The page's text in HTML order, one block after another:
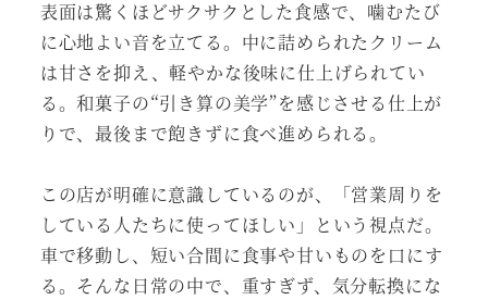
表面は驚くほどサクサクとした食感で、噛むたび
に心地よい音を立てる。中に詰められたクリーム
は甘さを抑え、軽やかな後味に仕上げられてい
る。和菓子の“引き算の美学”を感じさせる仕上が
りで、最後まで飽きずに食べ進められる。
この店が明確に意識しているのが、「営業周りを
している人たちに使ってほしい」という視点だ。
車で移動し、短い合間に食事や甘いものを口にす
る。そんな日常の中で、重すぎず、気分転換にな